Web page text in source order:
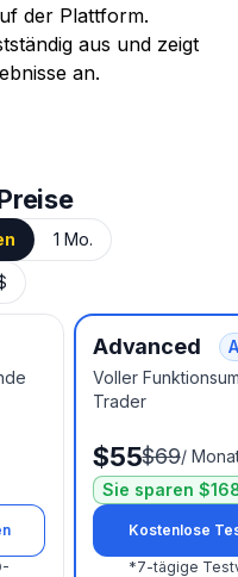
der Plattform.
aus und zeigt
an.
1 Mo.
Advanced
Voller
Trader
$55$69/
Sie sparen
Kostenlose
*7-tägige